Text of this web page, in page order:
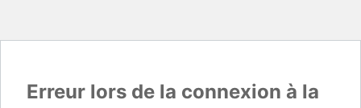
Erreur lors de la connexion à la